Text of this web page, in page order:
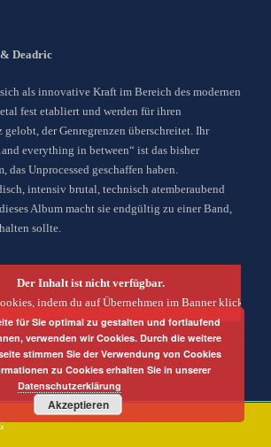
Deadric
als innovative Kraft im Bereich des modernen
fest etabliert und werden für ihren
der Genregrenzen überschreitet. Ihr
everything in between“ ist das bisher
das Unprocessed geschaffen haben.
intensiv brutal, technisch atemberaubend
Album macht sie endgültig zu einer Band,
sollte.
Der Inhalt ist nicht verfügbar.
indem du auf Übernehmen im Banner klickst.
für Sie optimal zu gestalten und fortlaufend
verwenden wir Cookies. Durch die weitere
stimmen Sie der Verwendung von Cookies
zu Cookies erhalten Sie in unserer
Datenschutzerklärung
Akzeptieren